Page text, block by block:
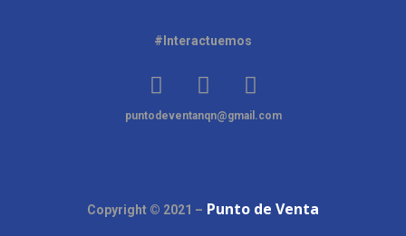
#Interactuemos
puntodeventanqn@gmail.com
Copyright © 2021 – Punto de Venta